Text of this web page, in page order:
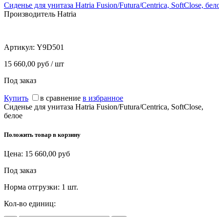
Сиденье для унитаза Hatria Fusion/Futura/Centrica, SoftClose,
Производитель Hatria
Артикул: Y9D501
15 660,00 руб / шт
Под заказ
Купить в сравнение в избранное
Сиденье для унитаза Hatria Fusion/Futura/Centrica, SoftClose,
белое
Положить товар в корзину
Цена: 15 660,00 руб
Под заказ
Норма отгрузки: 1 шт.
Кол-во единиц: